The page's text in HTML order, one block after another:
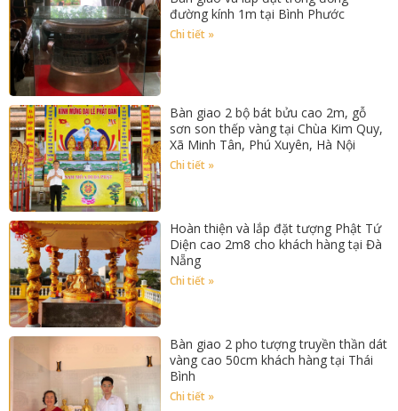
đường kính 1m tại Bình Phước
Chi tiết »
Bàn giao 2 bộ bát bửu cao 2m, gỗ
sơn son thếp vàng tại Chùa Kim Quy,
Xã Minh Tân, Phú Xuyên, Hà Nội
Chi tiết »
Hoàn thiện và lắp đặt tượng Phật Tứ
Diện cao 2m8 cho khách hàng tại Đà
Nẵng
Chi tiết »
Bàn giao 2 pho tượng truyền thần dát
vàng cao 50cm khách hàng tại Thái
Bình
Chi tiết »